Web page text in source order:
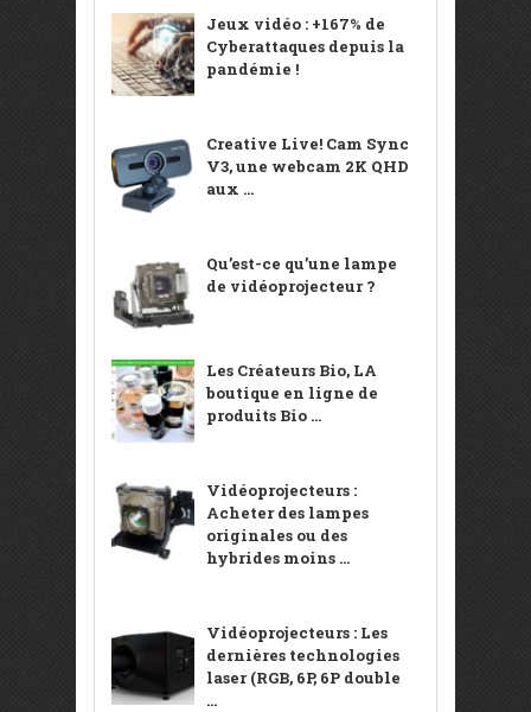
Jeux vidéo : +167% de
Cyberattaques depuis la
pandémie !
Creative Live! Cam Sync
V3, une webcam 2K QHD
aux ...
Qu’est-ce qu’une lampe
de vidéoprojecteur ?
Les Créateurs Bio, LA
boutique en ligne de
produits Bio ...
Vidéoprojecteurs :
Acheter des lampes
originales ou des
hybrides moins ...
Vidéoprojecteurs : Les
dernières technologies
laser (RGB, 6P, 6P double
...